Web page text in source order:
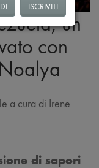
un
con
a cura di Irene
di sapori
ISCRIVITI